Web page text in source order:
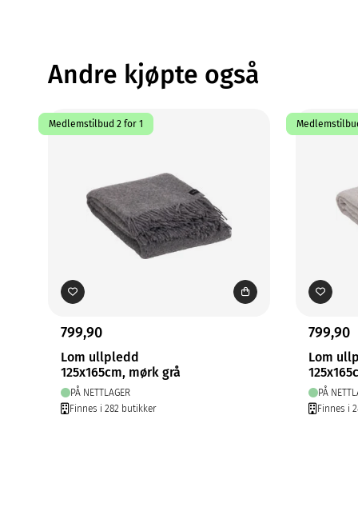
Andre kjøpte også
Medlemstilbud 2 for 1
799,90
Lom ullpledd
125x165cm, mørk grå
PÅ NETTLAGER
Finnes i 282 butikker
799,90
Lom
PÅ
Finnes i